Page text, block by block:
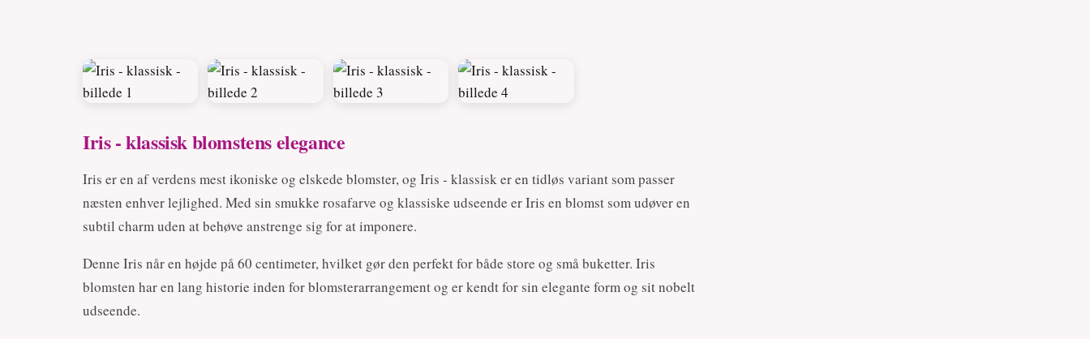
Iris - klassisk blomstens elegance
Iris er en af verdens mest ikoniske og elskede blomster, og Iris - klassisk er en tidløs variant som passer
næsten enhver lejlighed. Med sin smukke rosafarve og klassiske udseende er Iris en blomst som udøver en
subtil charm uden at behøve anstrenge sig for at imponere.
Denne Iris når en højde på 60 centimeter, hvilket gør den perfekt for både store og små buketter. Iris
blomsten har en lang historie inden for blomsterarrangement og er kendt for sin elegante form og sit nobelt
udseende.